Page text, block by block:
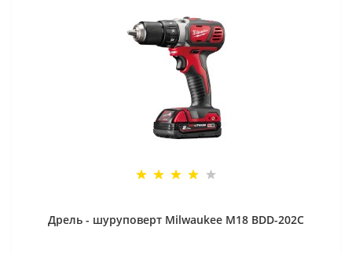
Дрель - шуруповерт Milwaukee M18 BDD-202C